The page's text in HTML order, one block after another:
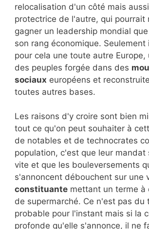
relocalisation d'un côté mais
protectrice de l'autre, qui pourrait
gagner un leadership mondial
son rang économique.
pour cela une toute autre Europe,
des peuples forgée dans des
sociaux européens et
toutes autres bases.
Les raisons d'y croire sont bien
tout ce qu'on peut souhaiter à
de notables et de technocrates
population, c'est que leur mandat
vite et que les bouleversements
s'annoncent débouchent sur une
constituante mettant un terme à
de supermarché. Ce n'est pas du
probable pour l'instant mais si la
profonde qu'elle s'annonce, il ne